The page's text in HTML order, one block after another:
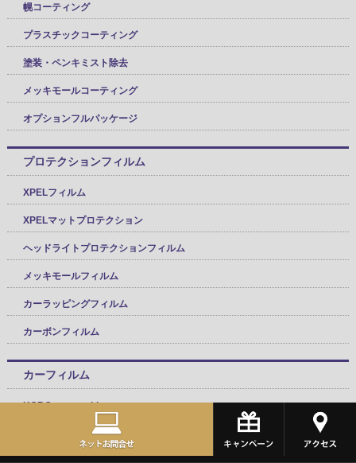
幌コーティング
プラスチックコーティング
塗装・ペンキミスト除去
メッキモールコーティング
オプションフルパッケージ
プロテクションフィルム
XPELフィルム
XPELマットプロテクション
ヘッドライトプロテクションフィルム
メッキモールフィルム
カーラッピングフィルム
カーボンフィルム
カーフィルム
KOBOtect sun bloc
シルフィードフィルム